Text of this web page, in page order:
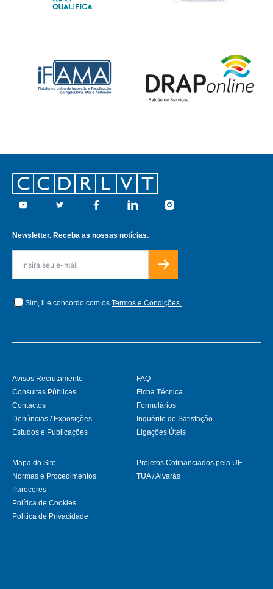
Footer
Youtube Twitter Facebook Linkedin Instagram
Newsletter. Receba as nossas notícias.
Sim, li e concordo com os Termos e Condições.
Avisos Recrutamento
Consultas Públicas
Contactos
Denúncias / Exposições
Estudos e Publicações
FAQ
Ficha Técnica
Formulários
Inquérito de Satisfação
Ligações Úteis
Mapa do Site
Normas e Procedimentos
Pareceres
Política de Cookies
Política de Privacidade
Projetos Cofinanciados pela UE
TUA / Alvarás